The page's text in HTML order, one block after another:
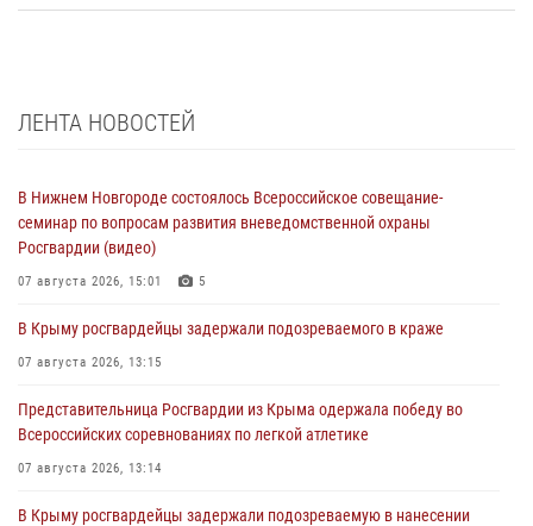
ЛЕНТА НОВОСТЕЙ
В Нижнем Новгороде состоялось Всероссийское совещание-
семинар по вопросам развития вневедомственной охраны
Росгвардии (видео)
07 августа 2026, 15:01 5
В Крыму росгвардейцы задержали подозреваемого в краже
07 августа 2026, 13:15
Представительница Росгвардии из Крыма одержала победу во
Всероссийских соревнованиях по легкой атлетике
07 августа 2026, 13:14
В Крыму росгвардейцы задержали подозреваемую в нанесении